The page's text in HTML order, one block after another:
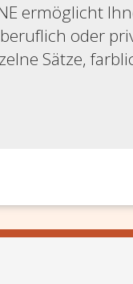
ermöglicht
oder
Sätze,